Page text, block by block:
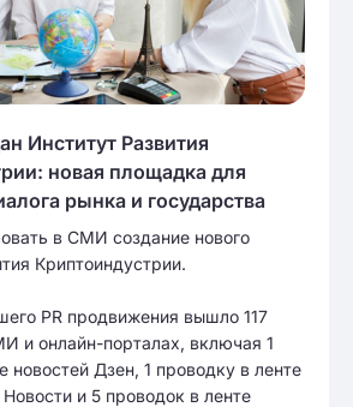
Институт Развития
новая площадка для
рынка и государства
в СМИ создание нового
Криптоиндустрии.
PR продвижения вышло 117
и онлайн-порталах, включая 1
новостей Дзен, 1 проводку в ленте
и 5 проводок в ленте